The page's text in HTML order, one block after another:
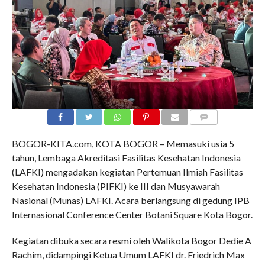
BOGOR-KITA.com, KOTA BOGOR – Memasuki usia 5
tahun, Lembaga Akreditasi Fasilitas Kesehatan Indonesia
(LAFKI) mengadakan kegiatan Pertemuan Ilmiah Fasilitas
Kesehatan Indonesia (PIFKI) ke III dan Musyawarah
Nasional (Munas) LAFKI. Acara berlangsung di gedung IPB
Internasional Conference Center Botani Square Kota Bogor.
Kegiatan dibuka secara resmi oleh Walikota Bogor Dedie A
Rachim, didampingi Ketua Umum LAFKI dr. Friedrich Max